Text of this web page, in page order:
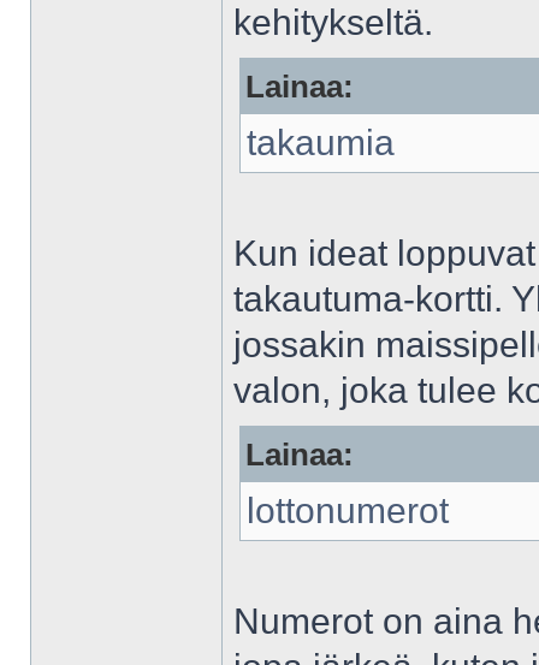
kehitykseltä.
Lainaa:
takaumia
Kun ideat
takautuma-kortti.
jossakin
valon, joka tulee
Lainaa:
lottonumerot
Numerot on aina